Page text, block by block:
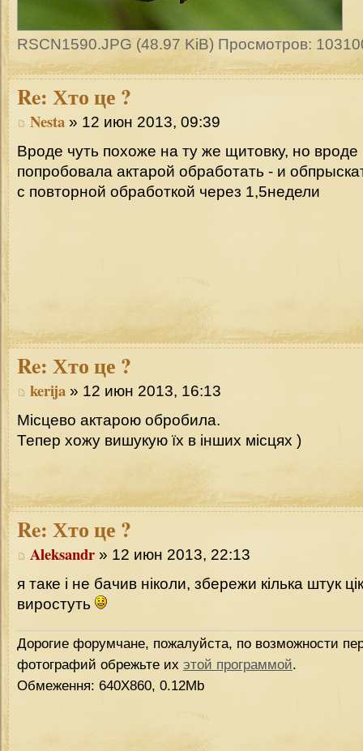
RSCN1590.JPG (48.97 KiB) Просмотров:
Re: Хто це ?
Nesta » 12 июн 2013, 09:39
Вроде чуть похоже на ту же щитовку, но
попробовала актарой обработать - и
с повторной обработкой через 1,5недели
Re: Хто це ?
kerija » 12 июн 2013, 16:13
Місцево актарою обробила.
Тепер хожу вишукую їх в інших місцях )
Re: Хто це ?
Aleksandr » 12 июн 2013, 22:13
я таке і не бачив ніколи, збережи кілька штук
виростуть
Дорогие форумчане, пожалуйста, по возможности
фотографий обрежьте их этой программой.
Обмеження: 640Х860, 0.12Mb